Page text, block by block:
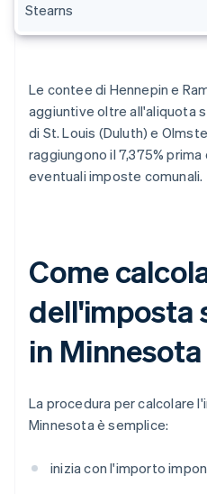
Stearns
Le contee di Hennepin e
aggiuntive oltre all'aliquota
di St. Louis (Duluth) e
raggiungono il 7,375%
eventuali imposte comunali.
Come
dell'imposta
in Minnesota
La procedura per calcolare
Minnesota è semplice:
inizia con l'importo